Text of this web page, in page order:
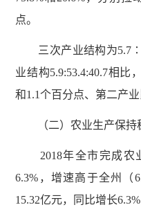
点。
三次产业结构为
业结构5.9:53.4:40.7相比
和1.1个百分点、第二产
（二）农业生产保持
2018年全市完成农
6.3%，增速高于全州（
15.32亿元，同比增长